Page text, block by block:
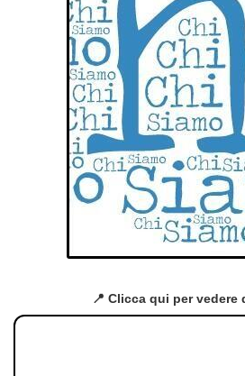
📍 Clicca qui per vedere